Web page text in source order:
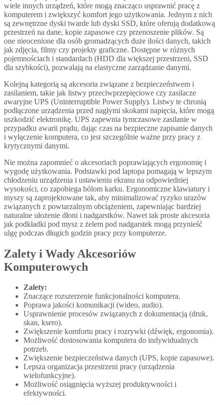
wiele innych urządzeń, które mogą znacząco usprawnić pracę z
komputerem i zwiększyć komfort jego użytkowania. Jednym z nich
są zewnętrzne dyski twarde lub dyski SSD, które oferują dodatkową
przestrzeń na dane, kopie zapasowe czy przenoszenie plików. Są
one nieocenione dla osób gromadzących duże ilości danych, takich
jak zdjęcia, filmy czy projekty graficzne. Dostępne w różnych
pojemnościach i standardach (HDD dla większej przestrzeni, SSD
dla szybkości), pozwalają na elastyczne zarządzanie danymi.
Kolejną kategorią są akcesoria związane z bezpieczeństwem i
zasilaniem, takie jak listwy przeciwprzepięciowe czy zasilacze
awaryjne UPS (Uninterruptible Power Supply). Listwy te chronią
podłączone urządzenia przed nagłymi skokami napięcia, które mogą
uszkodzić elektronikę. UPS zapewnia tymczasowe zasilanie w
przypadku awarii prądu, dając czas na bezpieczne zapisanie danych
i wyłączenie komputera, co jest szczególnie ważne przy pracy z
krytycznymi danymi.
Nie można zapomnieć o akcesoriach poprawiających ergonomię i
wygodę użytkowania. Podstawki pod laptopa pomagają w lepszym
chłodzeniu urządzenia i ustawieniu ekranu na odpowiedniej
wysokości, co zapobiega bólom karku. Ergonomiczne klawiatury i
myszy są zaprojektowane tak, aby minimalizować ryzyko urazów
związanych z powtarzalnym obciążeniem, zapewniając bardziej
naturalne ułożenie dłoni i nadgarstków. Nawet tak proste akcesoria
jak podkładki pod mysz z żelem pod nadgarstek mogą przynieść
ulgę podczas długich godzin pracy przy komputerze.
Zalety i Wady Akcesoriów
Komputerowych
Zalety:
Znaczące rozszerzenie funkcjonalności komputera.
Poprawa jakości komunikacji (wideo, audio).
Usprawnienie procesów związanych z dokumentacją (druk,
skan, ksero).
Zwiększenie komfortu pracy i rozrywki (dźwięk, ergonomia).
Możliwość dostosowania komputera do indywidualnych
potrzeb.
Zwiększenie bezpieczeństwa danych (UPS, kopie zapasowe).
Lepsza organizacja przestrzeni pracy (urządzenia
wielofunkcyjne).
Możliwość osiągnięcia wyższej produktywności i
efektywności.